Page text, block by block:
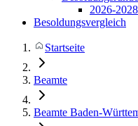
2026-2028
Besoldungsvergleich
Startseite
Beamte
Beamte Baden-